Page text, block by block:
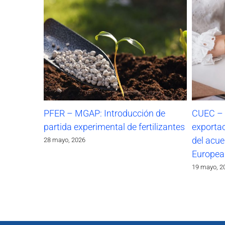
PFER – MGAP: Introducción de
partida experimental de fertilizantes
28 mayo, 2026
CUEC
del
Europea
19 mayo,